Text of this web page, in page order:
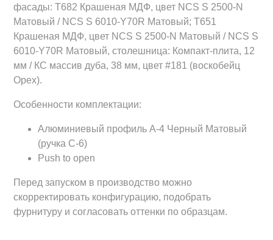
фасады: Т682 Крашеная МДФ, цвет NCS S 2500-N
Матовый / NCS S 6010-Y70R Матовый; Т651
Крашеная МДФ, цвет NCS S 2500-N Матовый / NCS S
6010-Y70R Матовый, столешница: Компакт-плита, 12
мм / КС массив дуба, 38 мм, цвет #181 (воскобейц
Орех).
Особенности комплектации:
Алюминиевый профиль А-4 Черный Матовый
(ручка С-6)
Push to open
Перед запуском в производство можно
скорректировать конфигурацию, подобрать
фурнитуру и согласовать оттенки по образцам.